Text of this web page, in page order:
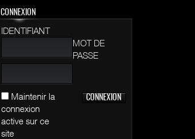
CONNEXION
IDENTIFIANT
MOT DE
PASSE
Maintenir la
connexion
active sur ce
site